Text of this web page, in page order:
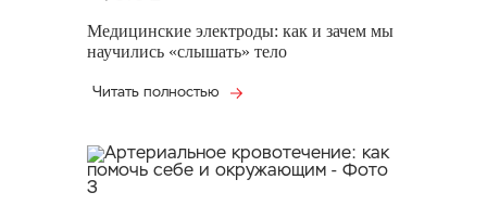
Медицинские электроды: как и зачем мы
научились «слышать» тело
Читать полностью